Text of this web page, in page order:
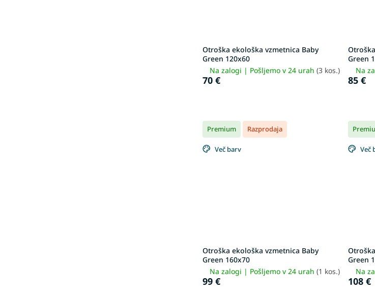
Otroška ekološka vzmetnica Baby
Green 120x60
Na zalogi | Pošljemo v 24 urah(3 kos.)
70 €
Green
Na
85 €
Premium Razprodaja
Več barv
Otroška ekološka vzmetnica Baby
Green 160x70
Na zalogi | Pošljemo v 24 urah(1 kos.)
99 €
Več
Green
Na
108 €